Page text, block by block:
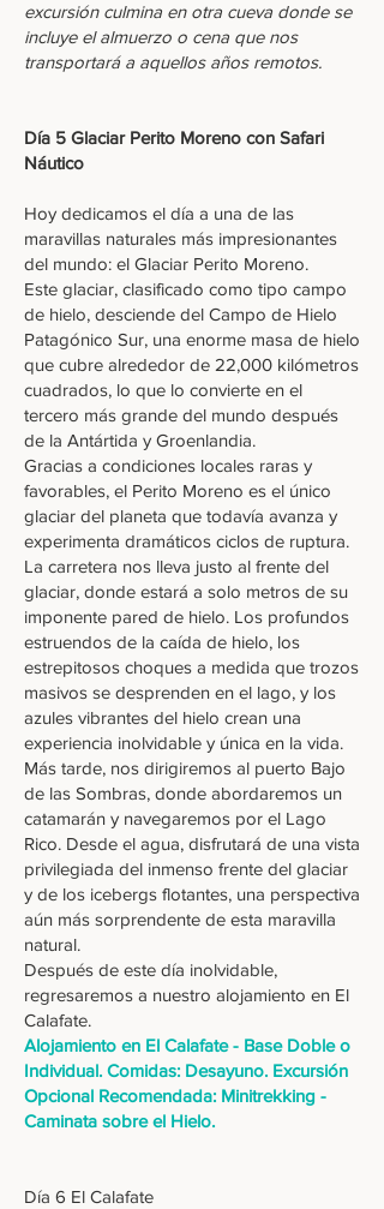
excursión culmina en otra cueva donde se
incluye el almuerzo o cena que nos
transportará a aquellos años remotos.
Día 5 Glaciar Perito Moreno con Safari
Náutico
Hoy dedicamos el día a una de las
maravillas naturales más impresionantes
del mundo: el Glaciar Perito Moreno.
Este glaciar, clasificado como tipo campo
de hielo, desciende del Campo de Hielo
Patagónico Sur, una enorme masa de hielo
que cubre alrededor de 22,000 kilómetros
cuadrados, lo que lo convierte en el
tercero más grande del mundo después
de la Antártida y Groenlandia.
Gracias a condiciones locales raras y
favorables, el Perito Moreno es el único
glaciar del planeta que todavía avanza y
experimenta dramáticos ciclos de ruptura.
La carretera nos lleva justo al frente del
glaciar, donde estará a solo metros de su
imponente pared de hielo. Los profundos
estruendos de la caída de hielo, los
estrepitosos choques a medida que trozos
masivos se desprenden en el lago, y los
azules vibrantes del hielo crean una
experiencia inolvidable y única en la vida.
Más tarde, nos dirigiremos al puerto Bajo
de las Sombras, donde abordaremos un
catamarán y navegaremos por el Lago
Rico. Desde el agua, disfrutará de una vista
privilegiada del inmenso frente del glaciar
y de los icebergs flotantes, una perspectiva
aún más sorprendente de esta maravilla
natural.
Después de este día inolvidable,
regresaremos a nuestro alojamiento en El
Calafate.
Alojamiento en El Calafate - Base Doble o
Individual. Comidas: Desayuno. Excursión
Opcional Recomendada: Minitrekking -
Caminata sobre el Hielo.
Día 6 El Calafate